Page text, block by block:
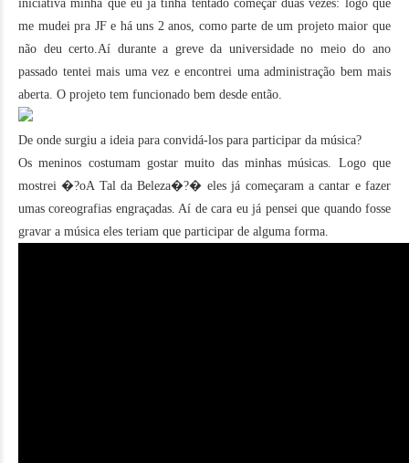
iniciativa minha que eu já tinha tentado começar duas vezes: logo que
me mudei pra JF e há uns 2 anos, como parte de um projeto maior que
não deu certo.Aí durante a greve da universidade no meio do ano
passado tentei mais uma vez e encontrei uma administração bem mais
aberta. O projeto tem funcionado bem desde então.
De onde surgiu a ideia para convidá-los para participar da música?
Os meninos costumam gostar muito das minhas músicas. Logo que
mostrei �?oA Tal da Beleza�?� eles já começaram a cantar e fazer
umas coreografias engraçadas. Aí de cara eu já pensei que quando fosse
gravar a música eles teriam que participar de alguma forma.